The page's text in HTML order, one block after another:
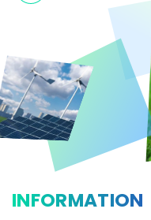
INFORMATION